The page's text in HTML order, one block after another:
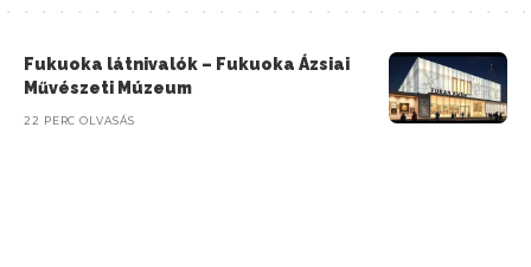
Fukuoka látnivalók – Fukuoka Ázsiai
Művészeti Múzeum
22 PERC OLVASÁS